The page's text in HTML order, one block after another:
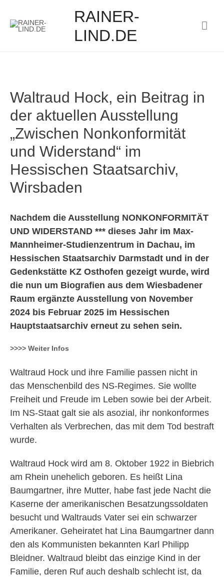
RAINER-
LIND.DE
Waltraud Hock, ein Beitrag in
der aktuellen Ausstellung
„Zwischen Nonkonformität
und Widerstand“ im
Hessischen Staatsarchiv,
Wirsbaden
Nachdem die Ausstellung NONKONFORMITÄT
UND WIDERSTAND *** dieses Jahr im Max-
Mannheimer-Studienzentrum in Dachau, im
Hessischen Staatsarchiv Darmstadt und in der
Gedenkstätte KZ Osthofen gezeigt wurde, wird
die nun um Biografien aus dem Wiesbadener
Raum ergänzte Ausstellung von November
2024 bis Februar 2025 im Hessischen
Hauptstaatsarchiv erneut zu sehen sein.
>>>> Weiter Infos
Waltraud Hock und ihre Familie passen nicht in
das Menschenbild des NS-Regimes. Sie wollte
Freiheit und Freude im Leben sowie bei der Arbeit.
Im NS-Staat galt sie als asozial, ihr nonkonformes
Verhalten als Verbrechen, das mit dem Tod bestraft
wurde.
Waltraud Hock wird am 8. Oktober 1922 in Biebrich
am Rhein unehelich geboren. Es heißt Lina
Baumgartner, ihre Mutter, habe fast jede Nacht die
Kaserne der amerikanischen Besatzungssoldaten
besucht und Waltrauds Vater sei ein schwarzer
Amerikaner. Geheiratet hat Lina Baumgartner dann
den als Kommunisten bekannten Karl Philipp
Bleidner. Waltraud bleibt das einzige Kind in der
Familie, deren Ruf auch deshalb schlecht ist, da